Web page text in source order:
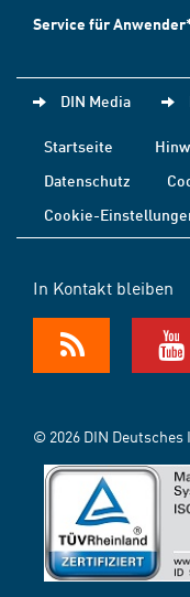
Service für
DIN Media
Startseite
Datenschutz
Cookie-
In Kontakt bleiben
© 2026 DIN